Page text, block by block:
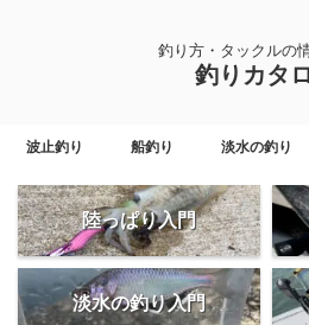
釣り方・タックルの
釣りカタ
波止釣り 船釣り 淡水の釣り
陸っぱり入門
淡水の釣り入門